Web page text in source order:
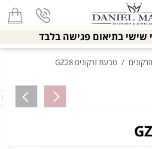
שישי בתיאום פגישה בלבד
/ טבעת זרקונים GZ28